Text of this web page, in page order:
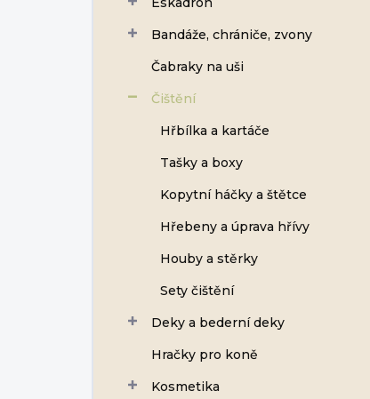
Bandáže, chrániče, zvony
Čabraky na uši
Čištění
Hřbílka a kartáče
Tašky a boxy
Kopytní háčky a štětce
Hřebeny a úprava hřívy
Houby a stěrky
Sety čištění
Deky a bederní deky
Hračky pro koně
Kosmetika